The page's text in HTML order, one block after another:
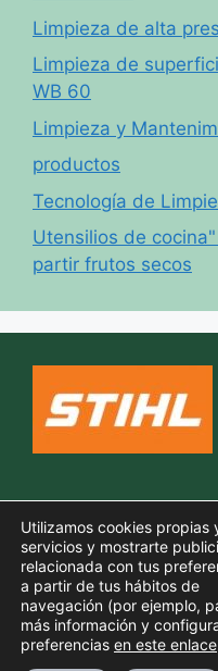
Limpieza de alta
Limpieza de
WB 60
Limpieza y
productos
Tecnología de
Utensilios de
partir frutos secos
Aviso legal
Política de privacidad
Utilizamos cookies propias
servicios y mostrarte
relacionada con tus
a partir de tus hábitos de
navegación (por ejemplo,
más información y
preferencias en este enlace